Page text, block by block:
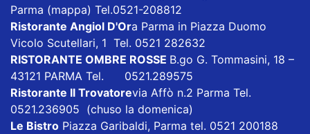
Parma (mappa) Tel.0521-208812
Ristorante Angiol D'Ora Parma in Piazza Duomo
Vicolo Scutellari, 1 Tel. 0521 282632
RISTORANTE OMBRE ROSSE B.go G. Tommasini, 18 –
43121 PARMA Tel. 0521.289575
Ristorante Il Trovatorevia Affò n.2 Parma Tel.
0521.236905 (chuso la domenica)
Le Bistro Piazza Garibaldi, Parma tel. 0521 200188